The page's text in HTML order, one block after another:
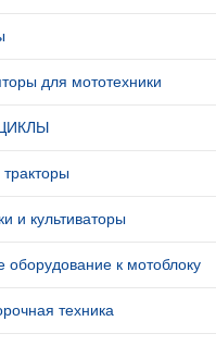
для мототехники
и культиваторы
оборудование к мотоблоку
техника